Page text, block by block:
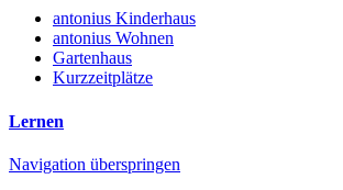
antonius Kinderhaus
antonius Wohnen
Gartenhaus
Kurzzeitplätze
Lernen
Navigation überspringen